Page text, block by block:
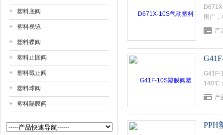
上海戎钛阀门制造有限公司
塑料底阀
塑料视镜
塑料蝶阀
塑料止回阀
塑料截止阀
塑料球阀
塑料隔膜阀
围广
体等。
产
G41F-
140℃
产
PPH